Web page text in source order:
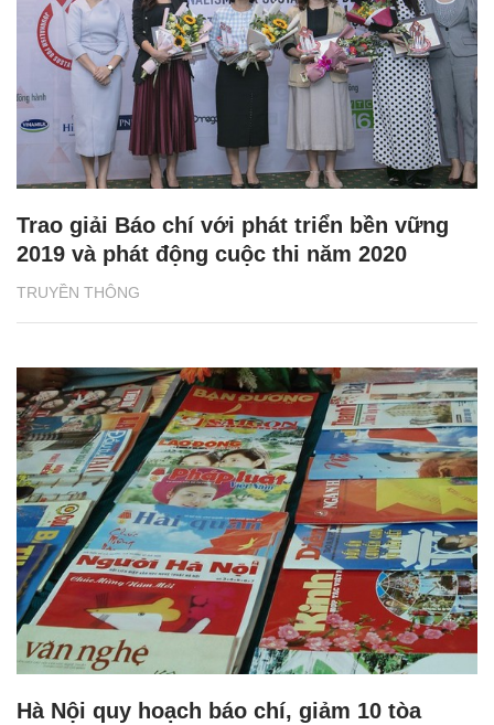
TRUYỀN THÔNG
Trao giải Báo chí với phát triển bền vững
2019 và phát động cuộc thi năm 2020
Hà Nội quy hoạch báo chí, giảm 10 tòa